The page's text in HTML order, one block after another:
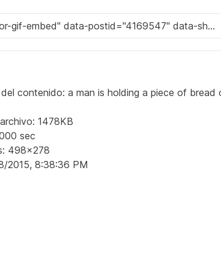
contenido: a man is holding a piece of
1478KB
sec
498x278
2015, 8:38:36 PM